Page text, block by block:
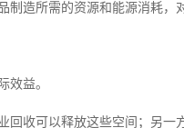
造所需的资源和能源消耗，
效益。
回收可以释放这些空间；另